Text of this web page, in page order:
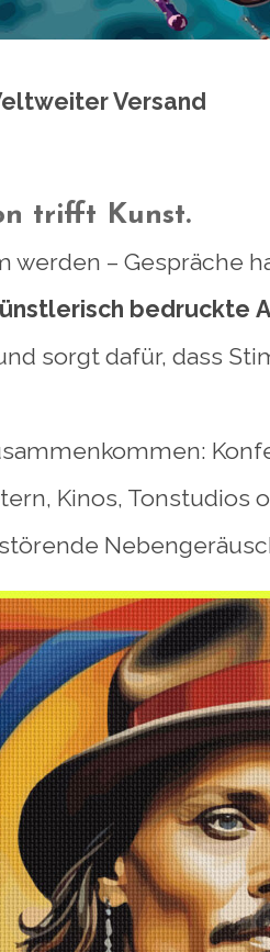
Versand
trifft Kunst.
– Gespräche
bedruckte
sorgt dafür, dass
Kinos, Tonstudios